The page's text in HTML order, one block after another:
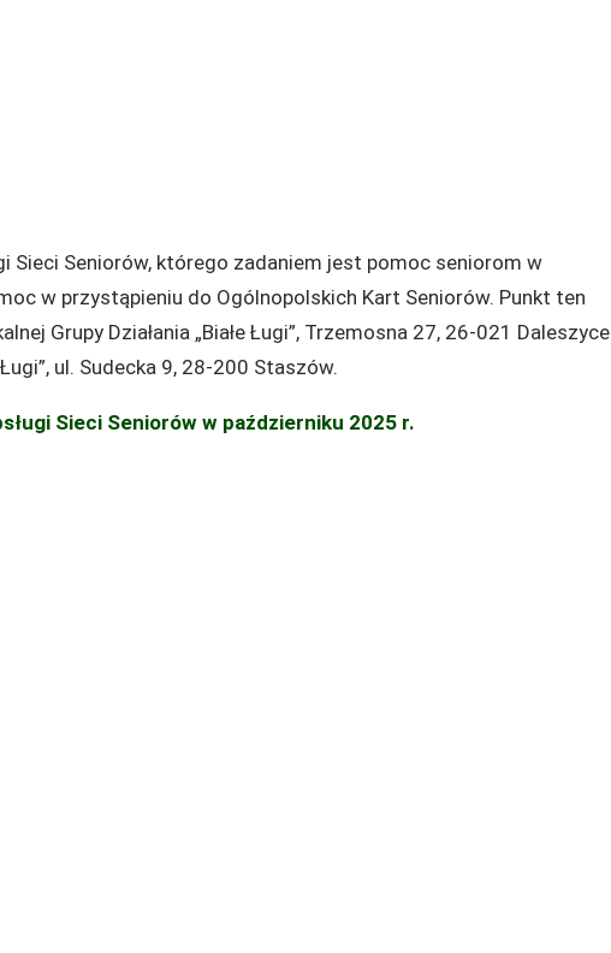
Sieci Seniorów, którego zadaniem jest pomoc seniorom w
w przystąpieniu do Ogólnopolskich Kart Seniorów. Punkt ten
Grupy Działania „Białe Ługi”, Trzemosna 27, 26-021 Daleszyce
ul. Sudecka 9, 28-200 Staszów.
Sieci Seniorów w październiku 2025 r.